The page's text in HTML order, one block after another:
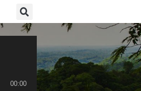
00:00